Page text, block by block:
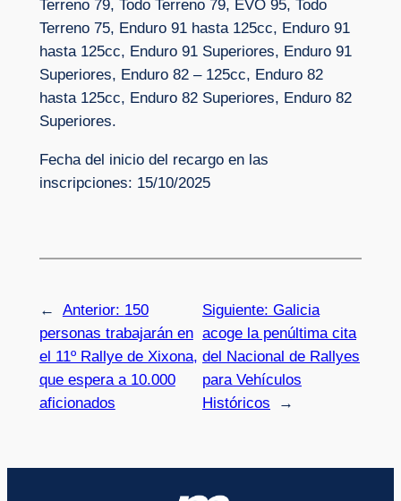
Terreno 79, Todo Terreno 79, EVO 95, Todo
Terreno 75, Enduro 91 hasta 125cc, Enduro 91
hasta 125cc, Enduro 91 Superiores, Enduro 91
Superiores, Enduro 82 – 125cc, Enduro 82
hasta 125cc, Enduro 82 Superiores, Enduro 82
Superiores.
Fecha del inicio del recargo en las
inscripciones: 15/10/2025
← Anterior: 150
personas trabajarán en
el 11º Rallye de Xixona,
que espera a 10.000
aficionados
Siguiente: Galicia
acoge la penúltima cita
del Nacional de Rallyes
para Vehículos
Históricos
→